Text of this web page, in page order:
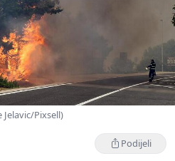
Pixsell)
Podijeli